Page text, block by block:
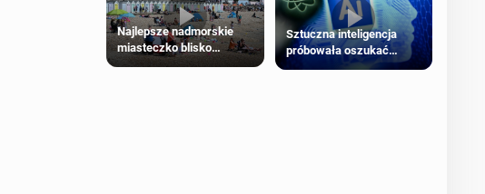
Najlepsze nadmorskie
miasteczko blisko
Sztuczna inteligencja
próbowała oszukać
człowieka